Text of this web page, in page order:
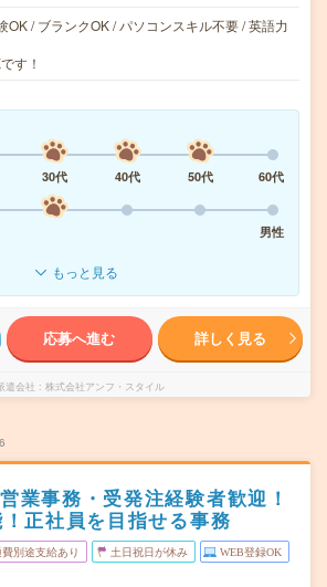
OK / ブランクOK / パソコンスキル不要 / 英語力
す！
30代 40代 50代
60代
男性
もっと見る
応募へ進む 詳しく見る
遣会社 株式会社アンフ・スタイル
業事務・受発注経験者歓迎！
正社員を目指せる事務
費別途支給あり 土日祝日が休み WEB登録OK